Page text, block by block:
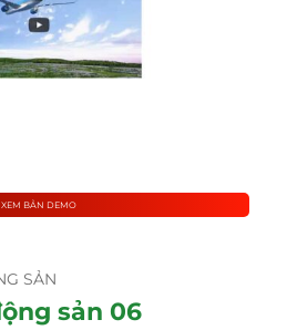
XEM BẢN DEMO
SẢN
sản 06